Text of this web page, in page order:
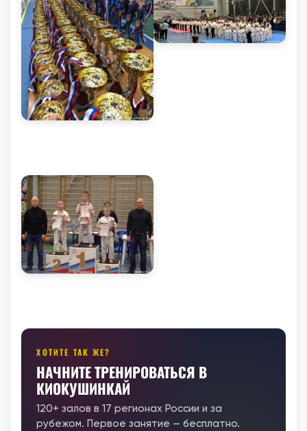
ХОТИТЕ ТАК ЖЕ?
НАЧНИТЕ ТРЕНИРОВАТЬСЯ В
КИОКУШИНКАЙ
120+ залов в 17 регионах России и за
рубежом. Первое занятие — бесплатно.